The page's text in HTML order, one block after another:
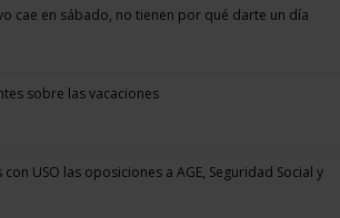
cae en sábado, no tienen por qué darte un día
sobre las vacaciones
USO las oposiciones a AGE, Seguridad Social y